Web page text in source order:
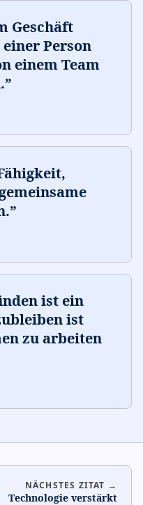
Geschäft
Person
einem Team
”
”
ist ein
ist
zu arbeiten
NÄCHSTES ZITAT →
Technologie verstärkt